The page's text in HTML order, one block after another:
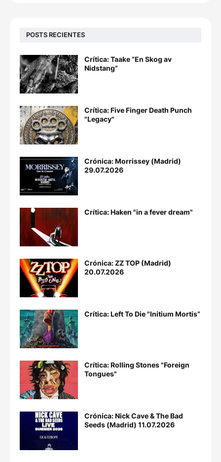
POSTS RECIENTES
Crítica: Taake “En Skog av
Nidstang”
Crítica: Five Finger Death Punch
"Legacy"
Crónica: Morrissey (Madrid)
29.07.2026
Crítica: Haken "in a fever dream"
Crónica: ZZ TOP (Madrid)
20.07.2026
Crítica: Left To Die "Initium Mortis”
Crítica: Rolling Stones "Foreign
Tongues"
Crónica: Nick Cave & The Bad
Seeds (Madrid) 11.07.2026